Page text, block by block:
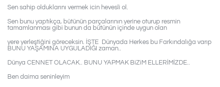
Sen sahip olduklarını vermek icin hevesli ol.
Sen bunu yaptıkça, bütünün parçalarının yerine oturup resmin
tamamlanması gibi bunun da bütünün içinde uygun olan
yere yerleştiğini göreceksin. İŞTE Dünyada Herkes bu Farkındalığa varıp
BUNU YAŞAMINA UYGULADIĞI zaman..
Dünya CENNET OLACAK.. BUNU YAPMAK BiZiM ELLERİMİZDE..
Ben daima seninleyim